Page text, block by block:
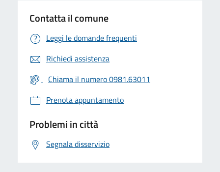
Contatta il comune
Leggi le domande frequenti
Richiedi assistenza
Chiama il numero 0981.63011
Prenota appuntamento
Problemi in città
Segnala disservizio